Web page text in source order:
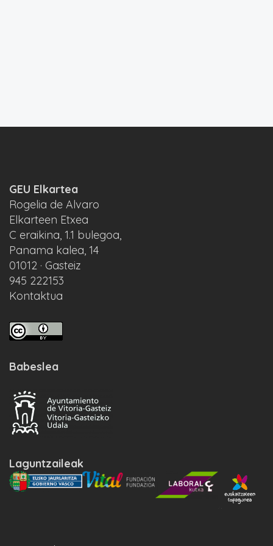
GEU Elkartea
Rogelia de Alvaro
Elkarteen Etxea
C eraikina, 1.1 bulegoa,
Panama kalea, 14
01012 · Gasteiz
945 222153
Kontaktua
Babeslea
Laguntzaileak